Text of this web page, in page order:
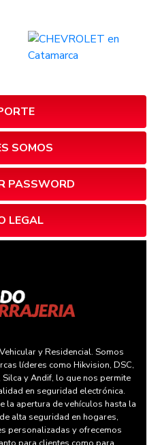
SOMOS
PASSWORD
LEGAL
y Residencial. Somos
líderes como Hikvision, DSC,
Silca y Andif, lo que nos permite
en seguridad electrónica.
la apertura de vehículos hasta la
alta seguridad en hogares,
personalizadas y ofrecemos